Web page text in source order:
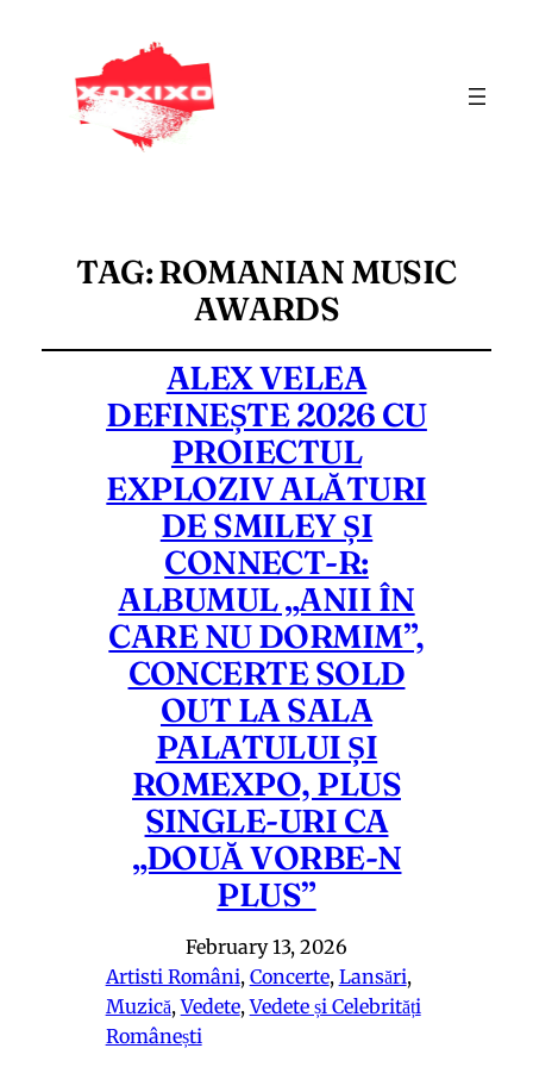
TAG:ROMANIAN MUSIC
AWARDS
ALEX VELEA
DEFINEȘTE 2026 CU
PROIECTUL
EXPLOZIV ALĂTURI
DE SMILEY ȘI
CONNECT-R:
ALBUMUL „ANII ÎN
CARE NU DORMIM”,
CONCERTE SOLD
OUT LA SALA
PALATULUI ȘI
ROMEXPO, PLUS
SINGLE-URI CA
„DOUĂ VORBE-N
PLUS”
February 13, 2026
Artisti Români, Concerte, Lansări ,
Muzică, Vedete, Vedete și Celebrități
Românești